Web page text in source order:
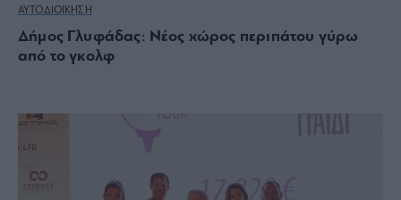
ΑΥΤΟΔΙΟΙΚΗΣΗ
Δήμος Γλυφάδας: Νέος χώρος περιπάτου γύρω
από το γκολφ